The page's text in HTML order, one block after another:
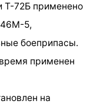
Т-72Б применено
5,
боеприпасы.
применен
на